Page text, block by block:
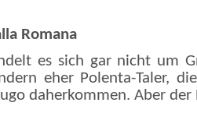
Romana
es sich gar nicht um
eher Polenta-Taler,
daherkommen. Aber der